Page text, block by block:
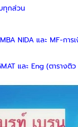
ทุกส่วน
NIDA และ MF-กา
และ Eng (ตารางติ